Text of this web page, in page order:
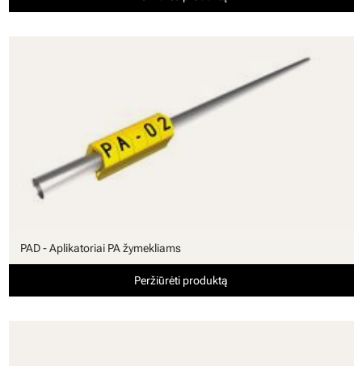
PAD - Aplikatoriai PA žymekliams
Peržiūrėti produktą